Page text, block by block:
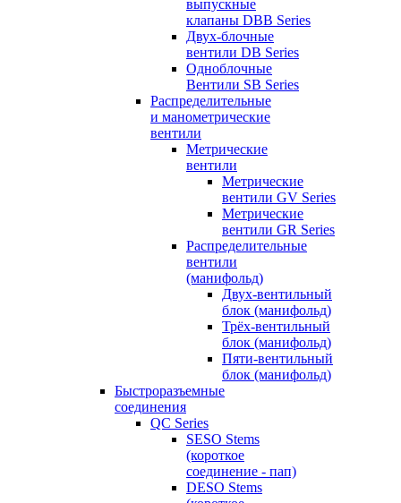
выпускные
клапаны DBB Series
Двух-блочные
вентили DB Series
Одноблочные
Вентили SB Series
Распределительные
и манометрические
вентили
Метрические
вентили
Метрические
вентили GV Series
Метрические
вентили GR Series
Распределительные
вентили
(манифольд)
Двух-вентильный
блок (манифольд)
Трёх-вентильный
блок (манифольд)
Пяти-вентильный
блок (манифольд)
Быстроразъемные
соединения
QC Series
SESO Stems
(короткое
соединение - пап)
DESO Stems